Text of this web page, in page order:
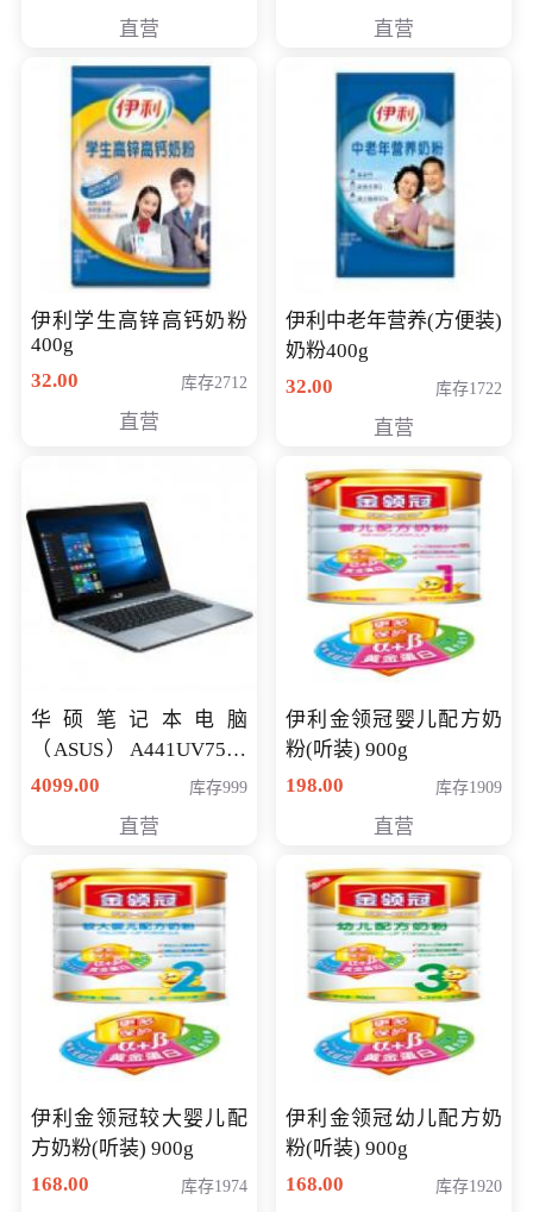
直营
清入门级摄像机
直营
伊利学生高锌高钙奶粉
400g
32.00
库存2712
直营
伊利中老年营养(方便装)
奶粉400g
32.00
库存1722
直营
华硕笔记本电脑
（ASUS）A441UV7500
顽石（7代i7-7500U 4G
4099.00 库存999
直营
伊利金领冠婴儿配方奶
粉(听装) 900g
198.00
库存1909
直营
伊利金领冠较大婴儿配
方奶粉(听装) 900g
168.00
库存1974
伊利金领冠幼儿配方奶
粉(听装) 900g
168.00
库存1920